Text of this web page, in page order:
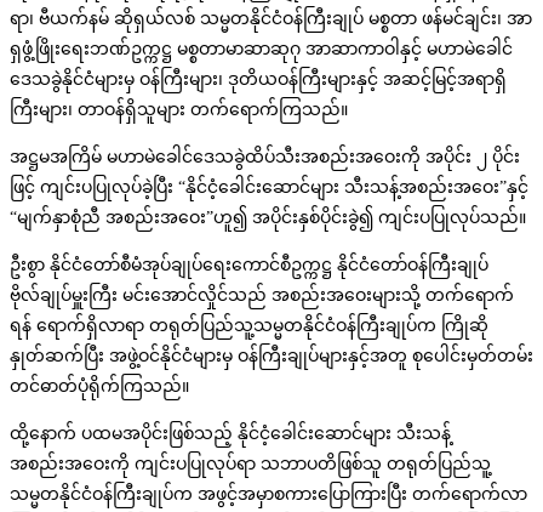
ရာ၊ ဗီယက်နမ် ဆိုရှယ်လစ် သမ္မတနိုင်ငံဝန်ကြီးချုပ် မစ္စတာ ဖန်မင်ချင်း၊ အာ
ရှဖွံ့ဖြိုးရေးဘဏ်ဥက္ကဋ္ဌ မစ္စတာမာဆာဆုဂု အာဆာကာဝါနှင့် မဟာမဲခေါင်
ဒေသခွဲနိုင်ငံများမှ ဝန်ကြီးများ၊ ဒုတိယဝန်ကြီးများနှင့် အဆင့်မြင့်အရာရှိ
ကြီးများ၊ တာဝန်ရှိသူများ တက်ရောက်ကြသည်။
အဋ္ဌမအကြိမ် မဟာမဲခေါင်ဒေသခွဲထိပ်သီးအစည်းအဝေးကို အပိုင်း ၂ ပိုင်း
ဖြင့် ကျင်းပပြုလုပ်ခဲ့ပြီး “နိုင်ငံ့ခေါင်းဆောင်များ သီးသန့်အစည်းအဝေး”နှင့်
“မျက်နှာစုံညီ အစည်းအဝေး”ဟူ၍ အပိုင်းနှစ်ပိုင်းခွဲ၍ ကျင်းပပြုလုပ်သည်။
ဦးစွာ နိုင်ငံတော်စီမံအုပ်ချုပ်ရေးကောင်စီဥက္ကဋ္ဌ နိုင်ငံတော်ဝန်ကြီးချုပ်
ဗိုလ်ချုပ်မှူးကြီး မင်းအောင်လှိုင်သည် အစည်းအဝေးများသို့ တက်ရောက်
ရန် ရောက်ရှိလာရာ တရုတ်ပြည်သူ့သမ္မတနိုင်ငံဝန်ကြီးချုပ်က ကြိုဆို
နှုတ်ဆက်ပြီး အဖွဲ့ဝင်နိုင်ငံများမှ ဝန်ကြီးချုပ်များနှင့်အတူ စုပေါင်းမှတ်တမ်း
တင်ဓာတ်ပုံရိုက်ကြသည်။
ထို့နောက် ပထမအပိုင်းဖြစ်သည့် နိုင်ငံ့ခေါင်းဆောင်များ သီးသန့်
အစည်းအဝေးကို ကျင်းပပြုလုပ်ရာ သဘာပတိဖြစ်သူ တရုတ်ပြည်သူ့
သမ္မတနိုင်ငံဝန်ကြီးချုပ်က အဖွင့်အမှာစကားပြောကြားပြီး တက်ရောက်လာ